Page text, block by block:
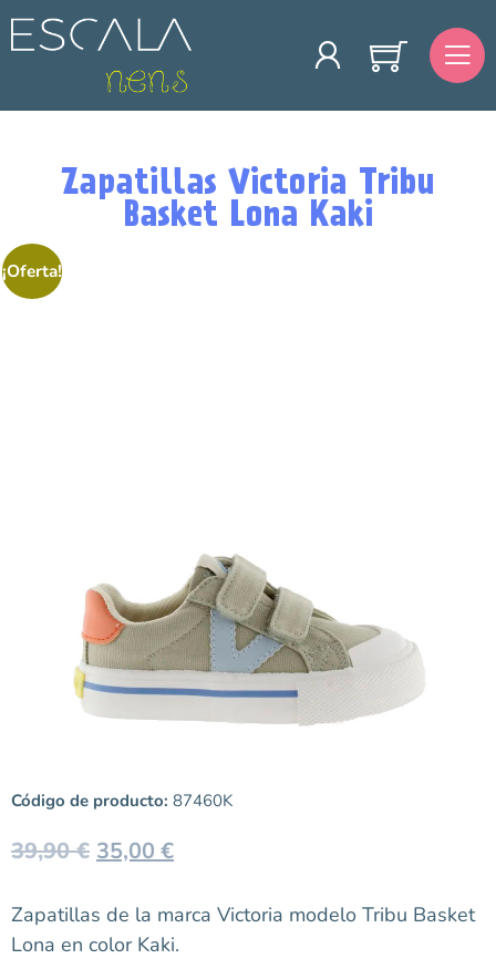
Zapatillas Victoria Tribu
Basket Lona Kaki
¡Oferta!
Código de producto: 87460K
39,90€ 35,00 €
Zapatillas de la marca Victoria modelo Tribu Basket
Lona en color Kaki.